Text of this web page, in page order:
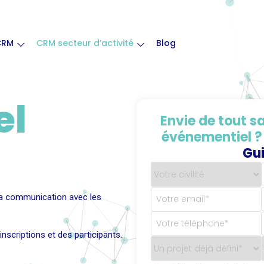
CRM secteur d’activité Blog
communication avec les
et des participants.
Envie de tout
événementiel ?